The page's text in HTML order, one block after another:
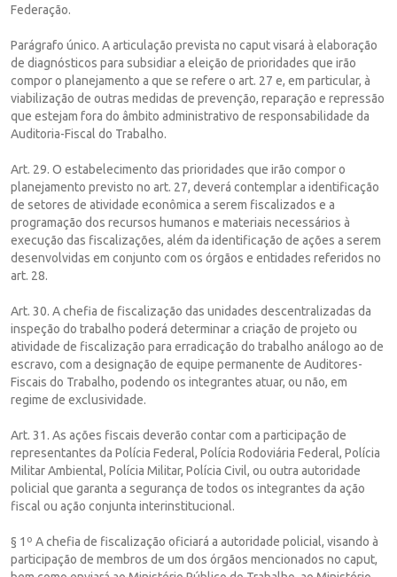
Federação.
Parágrafo único. A articulação prevista no caput visará à elaboração
de diagnósticos para subsidiar a eleição de prioridades que irão
compor o planejamento a que se refere o art. 27 e, em particular, à
viabilização de outras medidas de prevenção, reparação e repressão
que estejam fora do âmbito administrativo de responsabilidade da
Auditoria-Fiscal do Trabalho.
Art. 29. O estabelecimento das prioridades que irão compor o
planejamento previsto no art. 27, deverá contemplar a identificação
de setores de atividade econômica a serem fiscalizados e a
programação dos recursos humanos e materiais necessários à
execução das fiscalizações, além da identificação de ações a serem
desenvolvidas em conjunto com os órgãos e entidades referidos no
art. 28.
Art. 30. A chefia de fiscalização das unidades descentralizadas da
inspeção do trabalho poderá determinar a criação de projeto ou
atividade de fiscalização para erradicação do trabalho análogo ao de
escravo, com a designação de equipe permanente de Auditores-
Fiscais do Trabalho, podendo os integrantes atuar, ou não, em
regime de exclusividade.
Art. 31. As ações fiscais deverão contar com a participação de
representantes da Polícia Federal, Polícia Rodoviária Federal, Polícia
Militar Ambiental, Polícia Militar, Polícia Civil, ou outra autoridade
policial que garanta a segurança de todos os integrantes da ação
fiscal ou ação conjunta interinstitucional.
§ 1º A chefia de fiscalização oficiará a autoridade policial, visando à
participação de membros de um dos órgãos mencionados no caput,